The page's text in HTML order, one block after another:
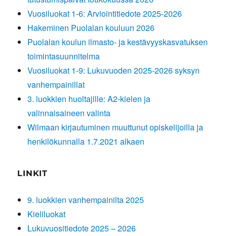
Vuosiluokat 1-6: Arviointitiedote 2025-2026
Hakeminen Puolalan kouluun 2026
Puolalan koulun ilmasto- ja kestävyyskasvatuksen
toimintasuunnitelma
Vuosiluokat 1-9: Lukuvuoden 2025-2026 syksyn
vanhempainillat
3. luokkien huoltajille: A2-kielen ja
valinnaisaineen valinta
Wilmaan kirjautuminen muuttunut opiskelijoilla ja
henkilökunnalla 1.7.2021 alkaen
LINKIT
9. luokkien vanhempainilta 2025
Kieliluokat
Lukuvuositiedote 2025 – 2026